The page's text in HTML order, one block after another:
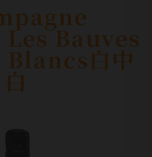
Bauves
白中
白